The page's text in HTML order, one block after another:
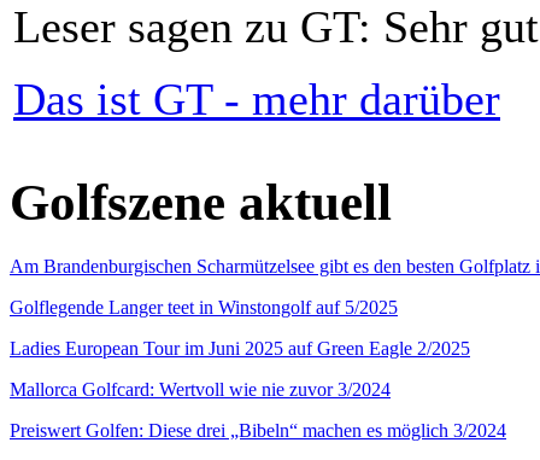
Leser sagen zu GT: Sehr
Das ist GT - mehr darüber
Golfszene aktuell
Am Brandenburgischen Scharmützelsee gibt es den besten
Golflegende Langer teet in Winstongolf auf 5/2025
Ladies European Tour im Juni 2025 auf Green Eagle 2/2025
Mallorca Golfcard: Wertvoll wie nie zuvor 3/2024
Preiswert Golfen: Diese drei „Bibeln“ machen es möglich 3/2024